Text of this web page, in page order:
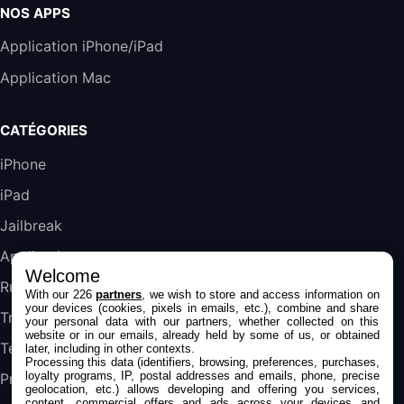
Harman Kardon SoundSticks 5 Haut-Parleur
289,47€
Galaxy S25 FE 6,7\" 5G Nano SIM 128 Go
Blanc
Jeu FIFA 20 sur PC (code à télécharger)
45,98€57,99€Rue Du Commerce (Vendeur Tiers)
NOS APPS
Application iPhone/iPad
Application Mac
CATÉGORIES
iPhone
iPad
Jailbreak
Applications
Rumeurs
Trucs & astuces
Tests
Promos
Welcome
With our 226partners , we wish to store and access information on
your devices (cookies, pixels in emails, etc.), combine and share
your personal data with our partners, whether collected on this
website or in our emails, already held by some of us, or obtained
later, including in other contexts.
Processing this data (identifiers, browsing, preferences, purchases,
loyalty programs, IP, postal addresses and emails, phone, precise
geolocation, etc.) allows developing and offering you services,